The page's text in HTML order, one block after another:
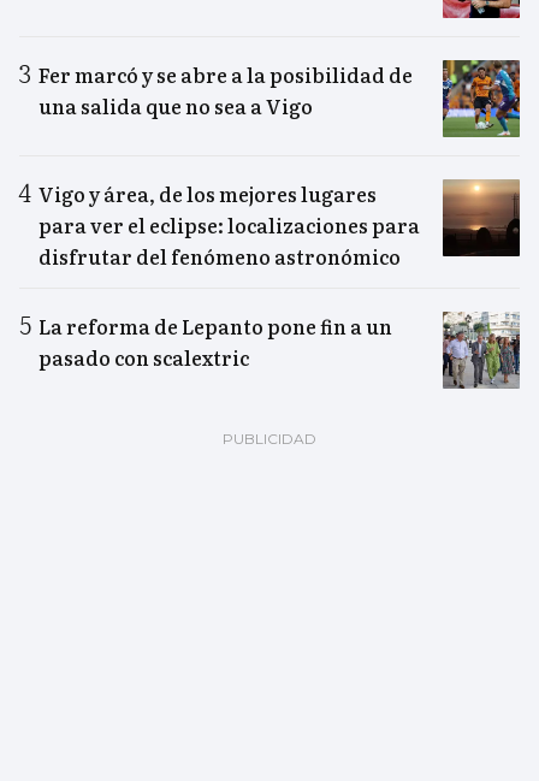
Fer marcó y se abre a la posibilidad de
una salida que no sea a Vigo
Vigo y área, de los mejores lugares
para ver el eclipse: localizaciones para
disfrutar del fenómeno astronómico
La reforma de Lepanto pone fin a un
pasado con scalextric